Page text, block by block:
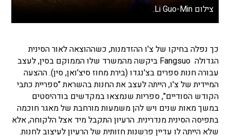
צילום Li Guo-Min.
כך נפלה בחיקו של צ'ו ההזדמנות, כשההוצאה לאור הסינית
הגדולה Fangsuo ביקשה מהמשרד שלו הממוקם בסין, לעצב
עבורה חנות ספרים בצ'נגדו (בירת מחוז סיצ'ואן, סין). ההצעה
המיידית של צ'ו, הייתה לעצב את החנות בהשראת "ספריית כתבי
הקודש הסודיים", ספריות שנמצאו במקדשים בודהיסטים
במשך מאות שנים ויש להן משמעות מורחבת של מאגר חוכמה
בתפיסה הסינית מנדרינית. הרעיון התקבל מיד אצל הלקוחה, אלא
שלא הייתה לו עדיין פרשנות חזותית של הרעיון לעיצוב לחנות.